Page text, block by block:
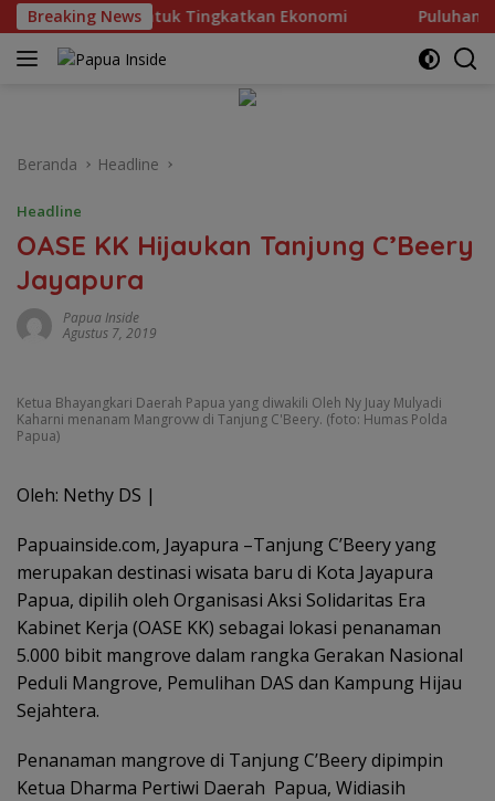
Langsung
ke
konten
Breaking News
FBLB untuk Tingkatkan Ekonomi Puluhan
Beranda Headline
Headline
OASE KK Hijaukan Tanjung C’Beery
Jayapura
Papua Inside
Agustus 7, 2019
Ketua Bhayangkari Daerah Papua yang diwakili Oleh Ny Juay Mulyadi
Kaharni menanam Mangrovw di Tanjung C'Beery. (foto: Humas Polda
Papua)
Oleh: Nethy DS |
Papuainside.com, Jayapura –Tanjung C’Beery yang
merupakan destinasi wisata baru di Kota Jayapura
Papua, dipilih oleh Organisasi Aksi Solidaritas Era
Kabinet Kerja (OASE KK) sebagai lokasi penanaman
5.000 bibit mangrove dalam rangka Gerakan Nasional
Peduli Mangrove, Pemulihan DAS dan Kampung Hijau
Sejahtera.
Penanaman mangrove di Tanjung C’Beery dipimpin
Ketua Dharma Pertiwi Daerah Papua, Widiasih